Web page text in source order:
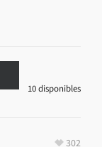
10 disponibles
302